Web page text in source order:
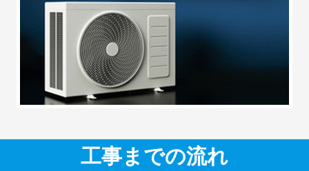
工事までの流れ